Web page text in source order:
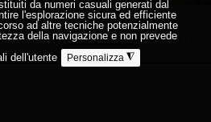
trasparente fino al 2-05-2021